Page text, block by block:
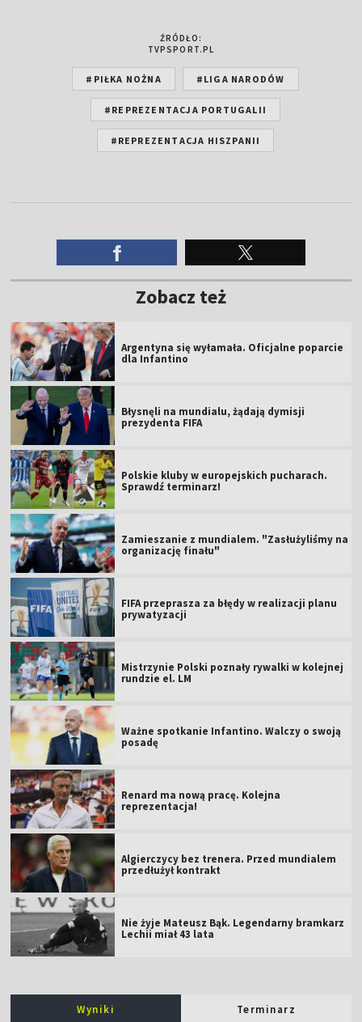
ŹRÓDŁO:
TVPSPORT.PL
#PIŁKA NOŻNA #LIGA NARODÓW
#REPREZENTACJA PORTUGALII
#REPREZENTACJA HISZPANII
Zobacz też
Argentyna się wyłamała. Oficjalne poparcie
dla Infantino
Błysnęli na mundialu, żądają dymisji
prezydenta FIFA
Polskie kluby w europejskich pucharach.
Sprawdź terminarz!
Zamieszanie z mundialem. "Zasłużyliśmy na
organizację finału"
FIFA przeprasza za błędy w realizacji planu
prywatyzacji
Mistrzynie Polski poznały rywalki w kolejnej
rundzie el. LM
Ważne spotkanie Infantino. Walczy o swoją
posadę
Renard ma nową pracę. Kolejna
reprezentacja!
Algierczycy bez trenera. Przed mundialem
przedłużył kontrakt
Nie żyje Mateusz Bąk. Legendarny bramkarz
Lechii miał 43 lata
Wyniki Terminarz